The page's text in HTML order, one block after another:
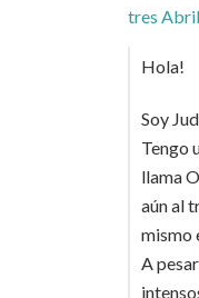
tres
Hola!
Soy
Tengo
llama
aún al
mismo
A